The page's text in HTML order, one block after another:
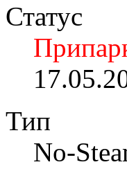
Статус
Тип
No-